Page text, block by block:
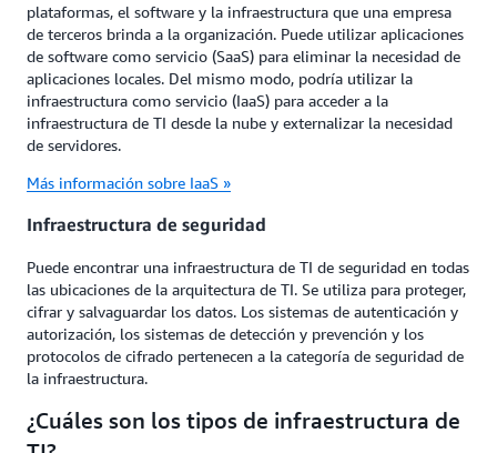
plataformas, el software y la infraestructura que una empresa
de terceros brinda a la organización. Puede utilizar aplicaciones
de software como servicio (SaaS) para eliminar la necesidad de
aplicaciones locales. Del mismo modo, podría utilizar la
infraestructura como servicio (IaaS) para acceder a la
infraestructura de TI desde la nube y externalizar la necesidad
de servidores.
Más información sobre IaaS »
Infraestructura de seguridad
Puede encontrar una infraestructura de TI de seguridad en todas
las ubicaciones de la arquitectura de TI. Se utiliza para proteger,
cifrar y salvaguardar los datos. Los sistemas de autenticación y
autorización, los sistemas de detección y prevención y los
protocolos de cifrado pertenecen a la categoría de seguridad de
la infraestructura.
¿Cuáles son los tipos de infraestructura de